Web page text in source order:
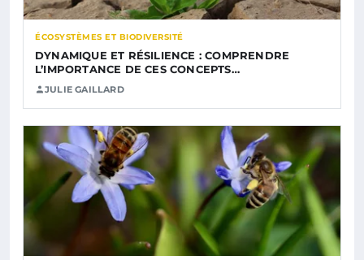
ÉCOSYSTÈMES ET BIODIVERSITÉ
DYNAMIQUE ET RÉSILIENCE : COMPRENDRE
L’IMPORTANCE DE CES CONCEPTS…
JULIE GAILLARD